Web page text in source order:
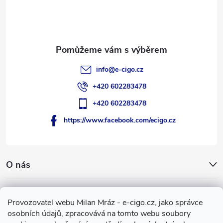
Provozovatel webu Milan Mráz - e-cigo.cz, jako správce
osobních údajů, zpracovává na tomto webu soubory
O nás
Facebook
info@e-cigo.cz
+420 602283478
+420 602283478
https://www.facebook.com/ecigo.cz